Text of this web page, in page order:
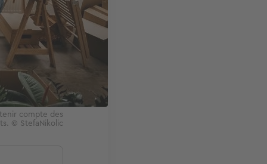
compte des
© StefaNikolic